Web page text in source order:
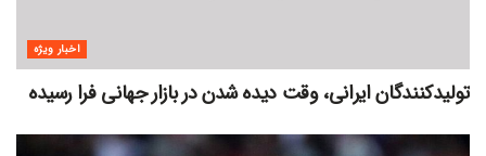
اخبار ویژه
تولیدکنندگان ایرانی، وقت دیده شدن در بازار جهانی فرا رسیده